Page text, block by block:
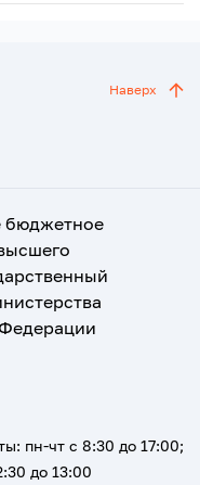
Наверх
бюджетное
пн-чт с 8:30 до 17:00;
до 13:00